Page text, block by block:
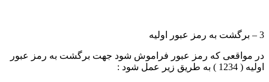
3 – برگشت به رمز عبور اولیه
در مواقعی که رمز عبور فراموش شود جهت برگشت به رمز عبور
اولیه ( 1234 ) به طریق زیر عمل شود :